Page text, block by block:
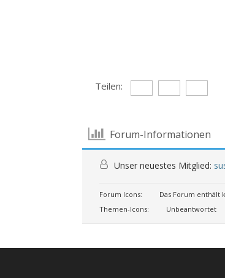
Teilen:
Forum-Informationen
Unser neuestes Mitglied:
Forum Icons: Das Forum enthält
Themen-Icons:
Unbeantwortet